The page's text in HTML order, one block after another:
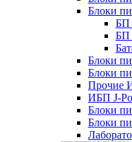
Блоки
БП
БП
Блоки
Блоки
Прочие
ИБП J-
Блоки
Блоки